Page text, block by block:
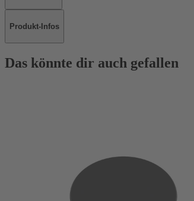
Produkt-Infos
Das könnte dir auch gefallen